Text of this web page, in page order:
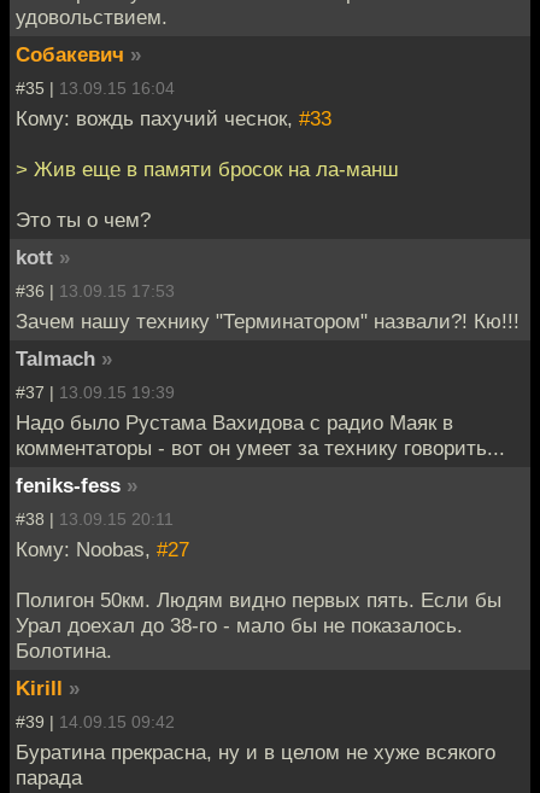
удовольствием.
Собакевич »
#35 | 13.09.15 16:04
Кому: вождь пахучий чеснок, #33
> Жив еще в памяти бросок на ла-манш
Это ты о чем?
kott »
#36 | 13.09.15 17:53
Зачем нашу технику "Терминатором" назвали?! Кю!!!
Talmach »
#37 | 13.09.15 19:39
Надо было Рустама Вахидова с радио Маяк в
комментаторы - вот он умеет за технику говорить...
feniks-fess »
#38 | 13.09.15 20:11
Кому: Noobas, #27
Полигон 50км. Людям видно первых пять. Если бы
Урал доехал до 38-го - мало бы не показалось.
Болотина.
Kirill »
#39 | 14.09.15 09:42
Буратина прекрасна, ну и в целом не хуже всякого
парада